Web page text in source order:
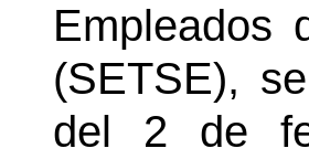
Empleados
(SETSE),
del 2 de